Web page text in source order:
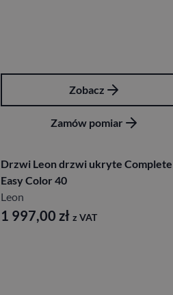
Zobacz
Zamów pomiar
Drzwi Leon drzwi ukryte Complete
Easy Color 40
Leon
1 997,00 zł z VAT